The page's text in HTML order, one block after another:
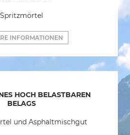
Spritzmörtel
INFORMATIONEN
HOCH BELASTBAREN
BELAGS
und Asphaltmischgut